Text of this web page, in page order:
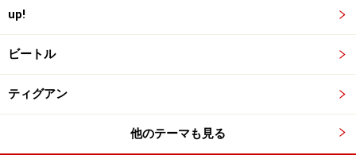
ンとしては初めて、お買い得な価格設定のトレンドライ
ンが生まれたのがポイント。装備の充実具合によって、
コンフォートライン、ハイラインとグレードアップして
いく。
最高出力150ps/最大トルク250Nmを発生する、オールアルミ
up!
ビートル
ティグアン
他のテーマも見る